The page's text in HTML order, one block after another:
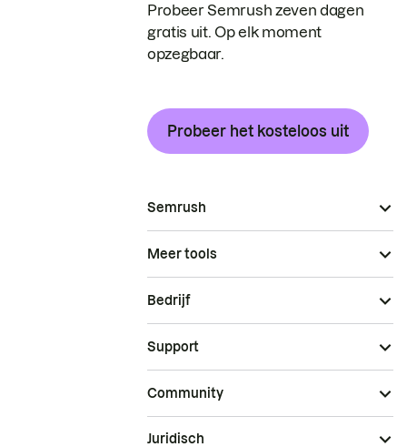
Probeer Semrush zeven dagen
gratis uit. Op elk moment
opzegbaar.
Probeer het kosteloos uit
Semrush
Meer tools
Bedrijf
Support
Community
Juridisch